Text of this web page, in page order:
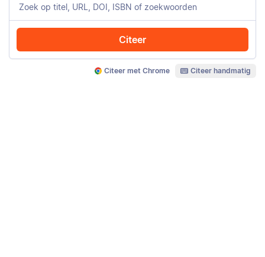
Citeer
Citeer met Chrome Citeer handmatig